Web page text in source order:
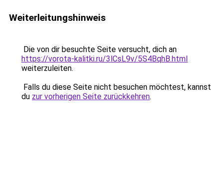
Weiterleitungshinweis
Die von dir besuchte Seite versucht, dich an
https://vorota-kalitki.ru/3lCsL9v/5S4BqhB.html
weiterzuleiten.
Falls du diese Seite nicht besuchen möchtest, kannst
du zur vorherigen Seite zurückkehren.